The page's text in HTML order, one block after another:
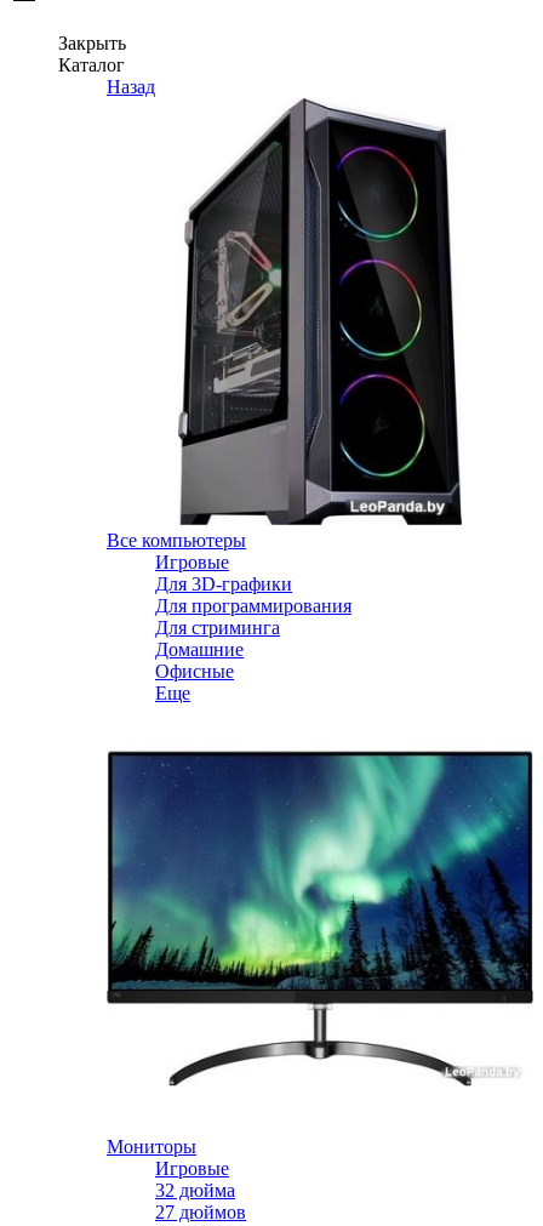
Закрыть
Каталог
Назад
Все компьютеры
Игровые
Для 3D-графики
Для программирования
Для стриминга
Домашние
Офисные
Еще
Мониторы
Игровые
32 дюйма
27 дюймов